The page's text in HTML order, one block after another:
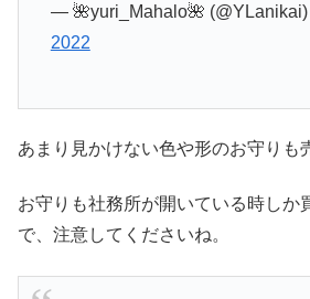
— 🌺yuri_Mahalo🌺 (@YLanikai)
2022
あまり見かけない色や形のお守りも
お守りも社務所が開いている時しか
で、注意してくださいね。